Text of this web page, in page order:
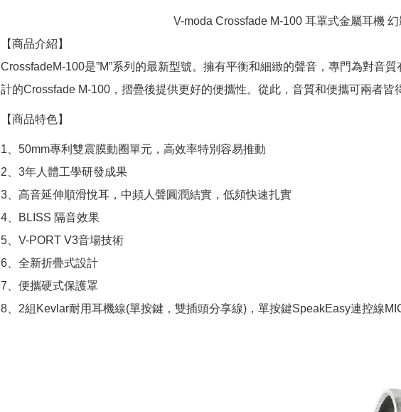
V-moda Crossfade M-100 耳罩式金屬耳機
【商品介紹】
CrossfadeM-100是”M”系列的最新型號。擁有平衡和細緻的聲音，專門為對音
計的Crossfade M-100，摺疊後提供更好的便攜性。從此，音質和便攜可兩者皆
【商品特色】
1、50mm專利雙震膜動圈單元，高效率特別容易推動
2、3年人體工學研發成果
3、高音延伸順滑悅耳，中頻人聲圓潤結實，低頻快速扎實
4、BLISS 隔音效果
5、V-PORT V3音場技術
6、全新折疊式設計
7、便攜硬式保護罩
8、2組Kevlar耐用耳機線(單按鍵，雙插頭分享線)，單按鍵SpeakEasy連控線